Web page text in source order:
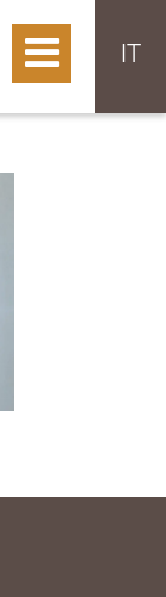
IT